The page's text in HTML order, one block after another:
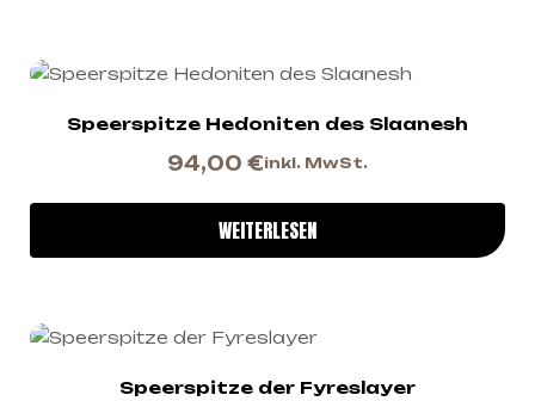
Speerspitze Hedoniten des Slaanesh
94,00 €inkl. MwSt.
WEITERLESEN
Speerspitze der Fyreslayer